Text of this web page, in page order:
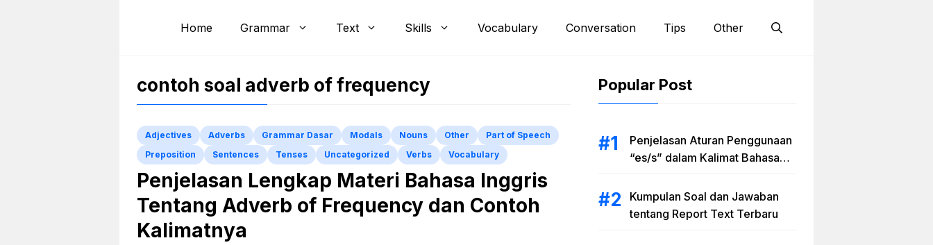
Home Grammar Text Skills Vocabulary Conversation Tips Other
contoh soal adverb of frequency
Adjectives Adverbs Grammar Dasar Modals Nouns Other
Part of Speech
Preposition
Sentences Tenses Uncategorized Verbs Vocabulary
Penjelasan Lengkap Materi Bahasa Inggris
Tentang Adverb of Frequency dan Contoh
Kalimatnya
Popular Post
Penjelasan Aturan Penggunaan
“es/s” dalam Kalimat Bahasa
Kumpulan Soal dan Jawaban
tentang Report Text Terbaru